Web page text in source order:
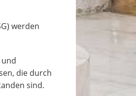
werden
die durch
sind.